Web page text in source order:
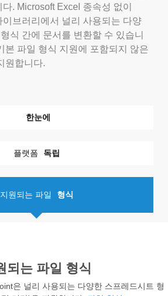
. Microsoft Excel 종속성 없이
브러리에서 널리 사용되는 다양
식 간에 문서를 변환할 수 있습니
본 파일 형식 지원에 포함되지 않은
원합니다.
한눈에
플랫폼 독립
지원되는 파일 형식
되는 파일 형식
은 널리 사용되는 다양한 스프레드시트 형